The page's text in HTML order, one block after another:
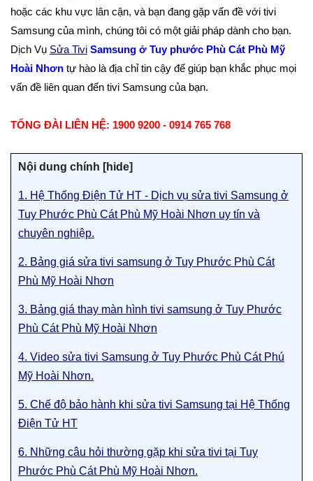
hoặc các khu vực lân cận, và bạn đang gặp vấn đề với tivi
Samsung của mình, chúng tôi có một giải pháp dành cho bạn.
Dịch Vụ Sửa Tivi Samsung ở Tuy phước Phù Cát Phù Mỹ
Hoài Nhơn tự hào là địa chỉ tin cậy để giúp bạn khắc phục mọi
vấn đề liên quan đến tivi Samsung của bạn.
TỔNG ĐÀI LIÊN HỆ: 1900 9200 - 0914 765 768
Nội dung chính [hide]
1. Hệ Thống Điện Tử HT - Dịch vụ sửa tivi Samsung ở
Tuy Phước Phù Cát Phù Mỹ Hoài Nhơn uy tín và
chuyên nghiệp.
2. Bảng giá sửa tivi samsung ở Tuy Phước Phù Cát
Phù Mỹ Hoài Nhơn
3. Bảng giá thay màn hình tivi samsung ở Tuy Phước
Phù Cát Phù Mỹ Hoài Nhơn
4. Video sửa tivi Samsung ở Tuy Phước Phù Cát Phú
Mỹ Hoài Nhơn.
5. Chế độ bảo hành khi sửa tivi Samsung tại Hệ Thống
Điện Tử HT
6. Những câu hỏi thường gặp khi sửa tivi tại Tuy
Phước Phù Cát Phù Mỹ Hoài Nhơn.